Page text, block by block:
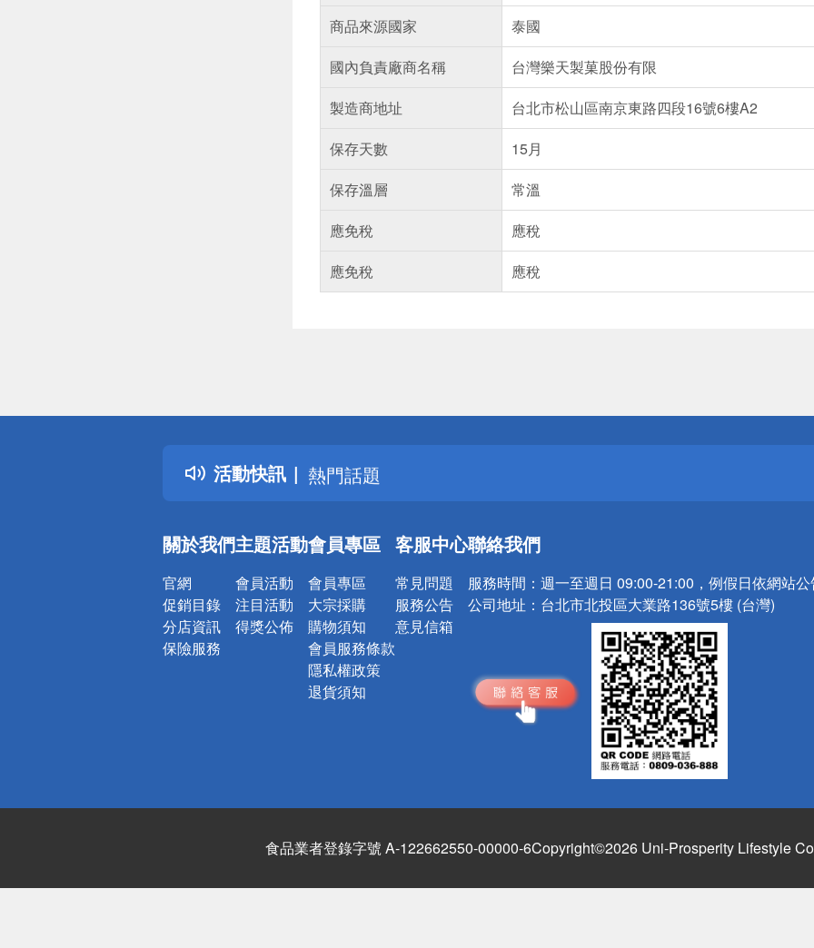
商品來源國家
泰國
國內負責廠商名稱
台灣樂天製菓股份有限
製造商地址
台北市松山區南京東路四段16號6樓A2
保存天數
15月
保存溫層
常溫
應免稅
應稅
應免稅
應稅
活動快訊
詐騙網頁！請小心！
得獎公告
熱門話題
銀行優惠
詐騙網頁！請小心！
關於我們
官網
促銷目錄
分店資訊
保險服務
主題活動
會員活動
注目活動
得獎公佈
會員專區
會員專區
大宗採購
購物須知
會員服務條款
隱私權政策
退貨須知
客服中心
常見問題
服務公告
意見信箱
聯絡我們
服務時間： 週一至週日 09:00-21:00，例假日依網站
公司地址： 台北市北投區大業路136號5樓 (台灣)
食品業者登錄字號 A-122662550-00000-6Copyright©2026 Uni-Prosperity Lifestyle